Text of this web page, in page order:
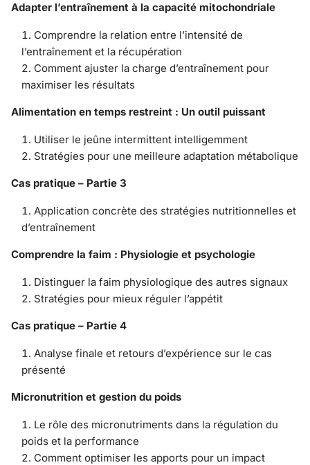
Adapter l’entraînement à la capacité mitochondriale
Comprendre la relation entre l’intensité de
l’entraînement et la récupération
Comment ajuster la charge d’entraînement pour
maximiser les résultats
Alimentation en temps restreint : Un outil puissant
Utiliser le jeûne intermittent intelligemment
Stratégies pour une meilleure adaptation métabolique
Cas pratique – Partie 3
Application concrète des stratégies nutritionnelles et
d’entraînement
Comprendre la faim : Physiologie et psychologie
Distinguer la faim physiologique des autres signaux
Stratégies pour mieux réguler l’appétit
Cas pratique – Partie 4
Analyse finale et retours d’expérience sur le cas
présenté
Micronutrition et gestion du poids
Le rôle des micronutriments dans la régulation du
poids et la performance
Comment optimiser les apports pour un impact